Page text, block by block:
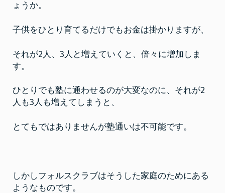
ょうか。
子供をひとり育てるだけでもお金は掛かりますが、
それが2人、3人と増えていくと、倍々に増加しま
す。
ひとりでも塾に通わせるのが大変なのに、それが2
人も3人も増えてしまうと、
とてもではありませんが塾通いは不可能です。
しかしフォルスクラブはそうした家庭のためにある
ようなものです。